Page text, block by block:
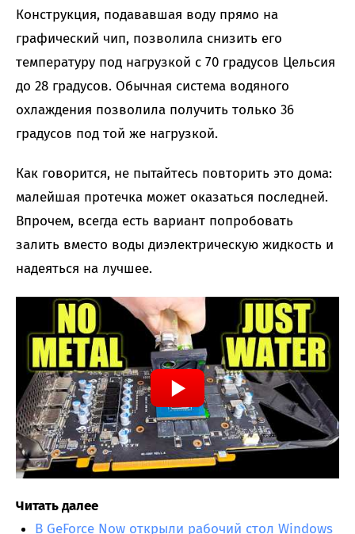
Конструкция, подававшая воду прямо на
графический чип, позволила снизить его
температуру под нагрузкой с 70 градусов Цельсия
до 28 градусов. Обычная система водяного
охлаждения позволила получить только 36
градусов под той же нагрузкой.
Как говорится, не пытайтесь повторить это дома:
малейшая протечка может оказаться последней.
Впрочем, всегда есть вариант попробовать
залить вместо воды диэлектрическую жидкость и
надеяться на лучшее.
Читать далее
В GeForce Now открыли рабочий стол Windows